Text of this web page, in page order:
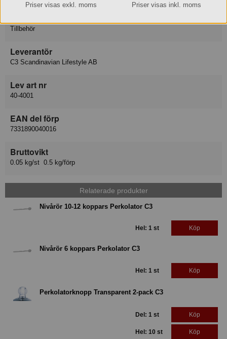
Tillbehör
Leverantör
C3 Scandinavian Lifestyle AB
Lev art nr
40-4001
EAN del förp
7331890040016
Bruttovikt
0.05 kg/st 0.5 kg/förp
Relaterade produkter
Nivårör 10-12 koppars Perkolator C3
Hel: 1 st Köp
Nivårör 6 koppars Perkolator C3
Hel: 1 st Köp
Perkolatorknopp Transparent 2-pack C3
Del: 1 st Köp
Hel: 10 st Köp
Priser visas exkl. moms Priser visas inkl. moms